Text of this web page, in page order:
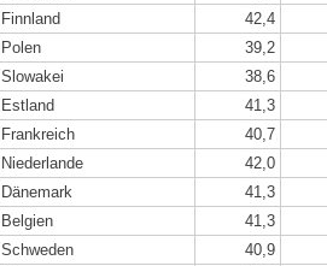
Finnland
42,4
Polen
39,2
Slowakei
38,6
Estland
41,3
Frankreich
40,7
Niederlande
42,0
Dänemark
41,3
Belgien
41,3
Schweden
40,9